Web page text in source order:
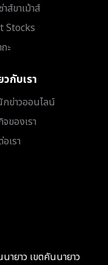
ส์ขาเม้าส์
Stocks
ะ
วกับเรา
กข่าวออนไลน์
ของเรา
เรา
ยาว เขตคันนายาว